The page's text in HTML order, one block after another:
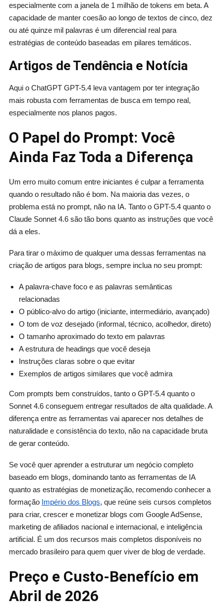
especialmente com a janela de 1 milhão de tokens em beta. A
capacidade de manter coesão ao longo de textos de cinco, dez
ou até quinze mil palavras é um diferencial real para
estratégias de conteúdo baseadas em pilares temáticos.
Artigos de Tendência e Notícia
Aqui o ChatGPT GPT-5.4 leva vantagem por ter integração
mais robusta com ferramentas de busca em tempo real,
especialmente nos planos pagos.
O Papel do Prompt: Você
Ainda Faz Toda a Diferença
Um erro muito comum entre iniciantes é culpar a ferramenta
quando o resultado não é bom. Na maioria das vezes, o
problema está no prompt, não na IA. Tanto o GPT-5.4 quanto o
Claude Sonnet 4.6 são tão bons quanto as instruções que você
dá a eles.
Para tirar o máximo de qualquer uma dessas ferramentas na
criação de artigos para blogs, sempre inclua no seu prompt:
A palavra-chave foco e as palavras semânticas
relacionadas
O público-alvo do artigo (iniciante, intermediário, avançado)
O tom de voz desejado (informal, técnico, acolhedor, direto)
O tamanho aproximado do texto em palavras
A estrutura de headings que você deseja
Instruções claras sobre o que evitar
Exemplos de artigos similares que você admira
Com prompts bem construídos, tanto o GPT-5.4 quanto o
Sonnet 4.6 conseguem entregar resultados de alta qualidade. A
diferença entre as ferramentas vai aparecer nos detalhes de
naturalidade e consistência do texto, não na capacidade bruta
de gerar conteúdo.
Se você quer aprender a estruturar um negócio completo
baseado em blogs, dominando tanto as ferramentas de IA
quanto as estratégias de monetização, recomendo conhecer a
formação Império dos Blogs, que reúne seis cursos completos
para criar, crescer e monetizar blogs com Google AdSense,
marketing de afiliados nacional e internacional, e inteligência
artificial. É um dos recursos mais completos disponíveis no
mercado brasileiro para quem quer viver de blog de verdade.
Preço e Custo-Benefício em
Abril de 2026